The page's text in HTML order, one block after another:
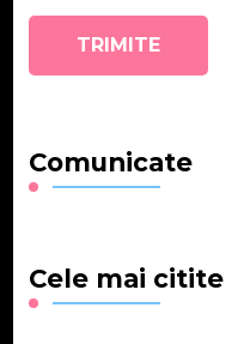
Comunicate
Cele mai citite